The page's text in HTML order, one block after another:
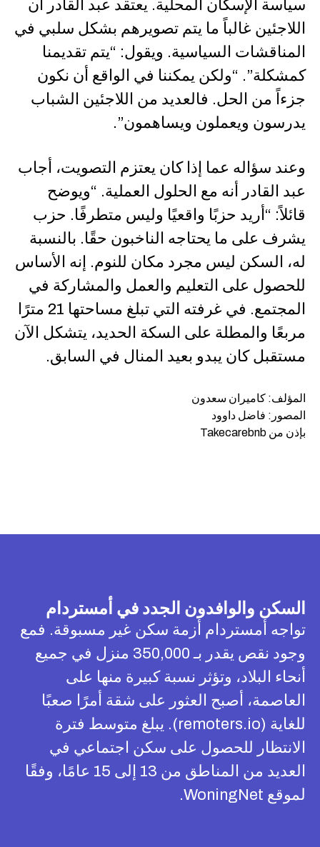
سياسة الإسكان المحلية. يعتقد عبد القادر أن
اللاجئين غالباً ما يتم تصويرهم بشكل سلبي في
المناقشات السياسية. ويقول: “يتم تقديمنا
كمشكلة”. “ولكن يمكننا في الواقع أن نكون
جزءاً من الحل. فالعديد من اللاجئين الشباب
يدرسون ويعملون ويساهمون”.
وعند سؤاله عما إذا كان يعتزم التصويت، أجاب
عبد القادر أنه مع الحلول العملية. “ويوضح
قائلاً: “أريد حزبًا واقعيًا وليس متطرفًا. حزب
يشرف على ما يحتاجه الناخبون حقًا. بالنسبة
له، السكن ليس مجرد مكان للنوم. إنه الأساس
للحصول على التعليم والعمل والمشاركة في
المجتمع. في غرفته التي تبلغ مساحتها 21 مترًا
مربعًا والمطلة على السكة الحديد، يتشكل الآن
مستقبل كان يبدو بعيد المنال في السابق.
المؤلف: كاميران سعدون
المصور: فاضل داوود
بإذن من Takecarebnb
السكن والوافدون الجدد في أمستردام
تواجه أمستردام أزمة سكن غير مسبوقة. فمع
وجود نقص يقدر بـ 350,000 منزل في جميع
أنحاء البلاد، وتؤثر نسبة كبيرة منها على
العاصمة، أصبح العثور على شقة أمرًا صعبًا
للغاية (remoters.io). يبلغ متوسط فترة
الانتظار للحصول على سكن اجتماعي في
العديد من المناطق من 13 إلى 15 عامًا، وفقًا
لموقع WoningNet.